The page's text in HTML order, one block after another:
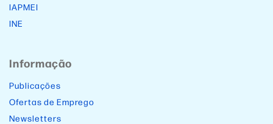
IAPMEI
INE
Informação
Publicações
Ofertas de Emprego
Newsletters